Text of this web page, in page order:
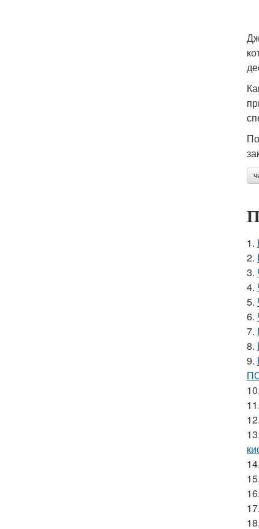
1.
2.
3.
4.
5.
6.
7.
8.
9.
10.
11.
12.
13.
14.
15.
16.
17.
18.